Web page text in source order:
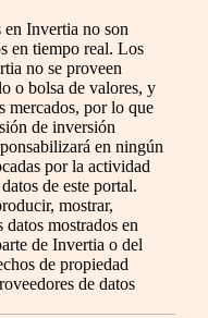
en Invertia no son
en tiempo real. Los
no se proveen
o bolsa de valores, y
mercados, por lo que
de inversión
en ningún
por la actividad
de este portal.
mostrar,
mostrados en
de Invertia o del
de propiedad
de datos